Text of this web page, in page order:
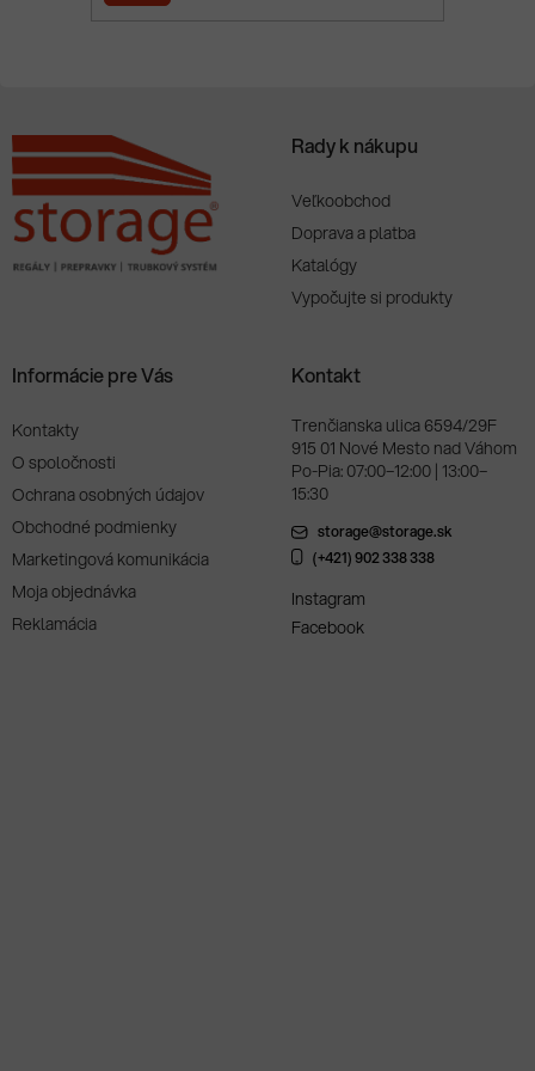
Rady k nákupu
Veľkoobchod
Doprava a platba
Katalógy
Vypočujte si produkty
Informácie pre Vás
Kontakty
O spoločnosti
Ochrana osobných údajov
Obchodné podmienky
Marketingová komunikácia
Moja objednávka
Reklamácia
Kontakt
Trenčianska ulica 6594/29F
915 01 Nové Mesto nad Váhom
Po-Pia: 07:00–12:00 | 13:00–
15:30
storage@storage.sk
(+421) 902 338 338
Instagram
Facebook